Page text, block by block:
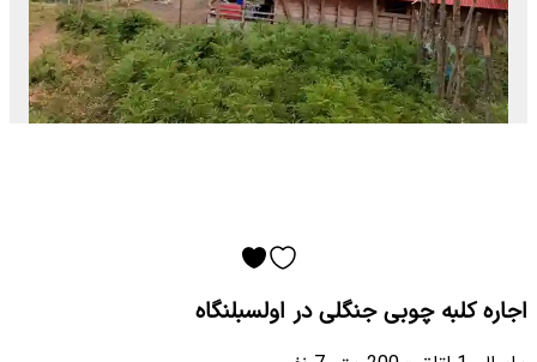
اجاره کلبه چوبی جنگلی در اولسبلنگاه